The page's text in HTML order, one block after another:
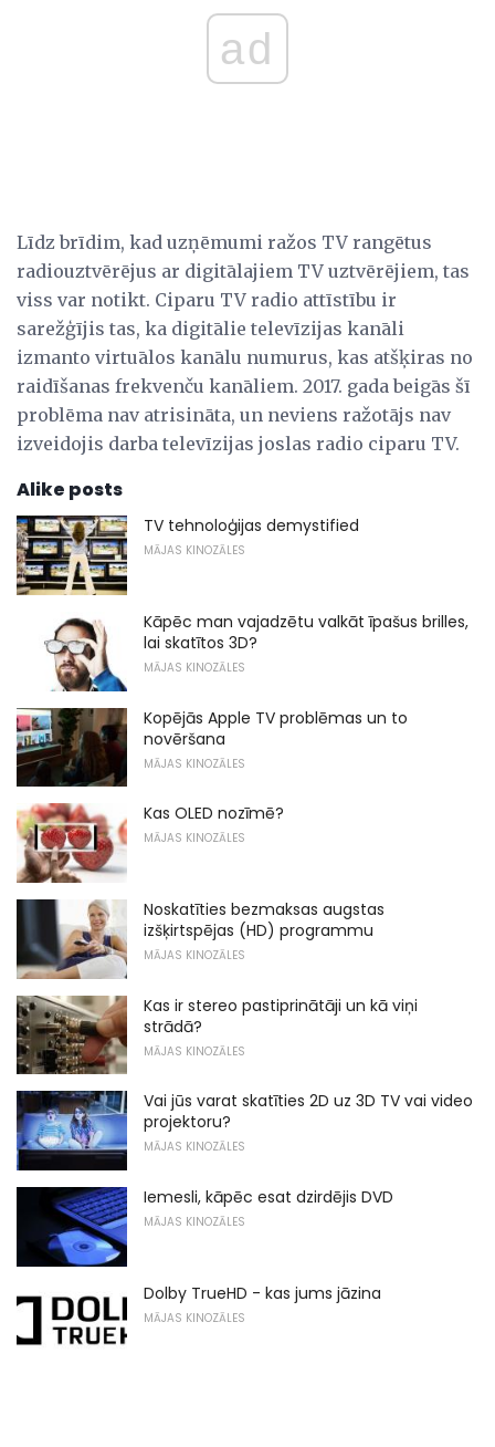
ad
Līdz brīdim, kad uzņēmumi ražos TV rangētus
radiouztvērējus ar digitālajiem TV uztvērējiem, tas
viss var notikt. Ciparu TV radio attīstību ir
sarežģījis tas, ka digitālie televīzijas kanāli
izmanto virtuālos kanālu numurus, kas atšķiras no
raidīšanas frekvenču kanāliem. 2017. gada beigās šī
problēma nav atrisināta, un neviens ražotājs nav
izveidojis darba televīzijas joslas radio ciparu TV.
Alike posts
TV tehnoloģijas demystified
MĀJAS KINOZĀLES
Kāpēc man vajadzētu valkāt īpašus brilles,
lai skatītos 3D?
MĀJAS KINOZĀLES
Kopējās Apple TV problēmas un to
novēršana
MĀJAS KINOZĀLES
Kas OLED nozīmē?
MĀJAS KINOZĀLES
Noskatīties bezmaksas augstas
izšķirtspējas (HD) programmu
MĀJAS KINOZĀLES
Kas ir stereo pastiprinātāji un kā viņi
strādā?
MĀJAS KINOZĀLES
Vai jūs varat skatīties 2D uz 3D TV vai video
projektoru?
MĀJAS KINOZĀLES
Iemesli, kāpēc esat dzirdējis DVD
MĀJAS KINOZĀLES
Dolby TrueHD - kas jums jāzina
MĀJAS KINOZĀLES